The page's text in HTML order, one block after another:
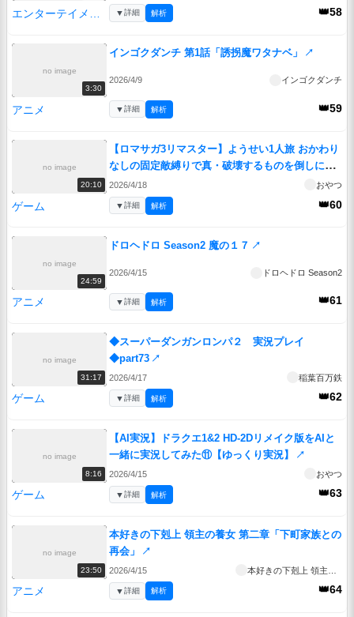
👑58
▼詳細 解析
no image
3:30
インゴクダンチ 第1話「誘拐魔ワタナベ」 ↗
2026/4/9 インゴクダンチ
アニメ 👑59
▼詳細 解析
no image
20:10
【ロマサガ3リマスター】ようせい1人旅 おかわり
なしの固定敵縛りで真・破壊するものを倒しに行
く part3
2026/4/18 おやつ
ゲーム 👑60
▼詳細 解析
no image
24:59
ドロヘドロ Season2 魔の１７ ↗
2026/4/15 ドロヘドロ Season2
アニメ 👑61
▼詳細 解析
no image
31:17
◆スーパーダンガンロンパ２ 実況プレイ
◆part73 ↗
2026/4/17 稲葉百万鉄
ゲーム 👑62
▼詳細 解析
no image
8:16
【AI実況】ドラクエ1&2 HD-2Dリメイク版をAIと
一緒に実況してみた⑪【ゆっくり実況】
↗
2026/4/15 おやつ
ゲーム 👑63
▼詳細 解析
no image
23:50
本好きの下剋上 領主の養女 第二章「下町家族との
再会」
↗
2026/4/15
アニメ 👑64
▼詳細 解析